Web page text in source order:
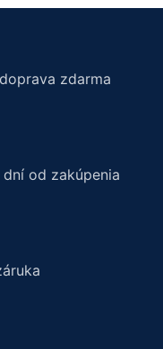
zdarma
od zakúpenia